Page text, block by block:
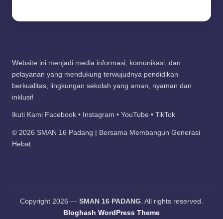
Website ini menjadi media informasi, komunikasi, dan
pelayanan yang mendukung terwujudnya pendidikan
berkualitas, lingkungan sekolah yang aman, nyaman dan
inklusif
Ikuti Kami Facebook • Instagram • YouTube • TikTok
© 2026 SMAN 16 Padang | Bersama Membangun Generasi
Hebat.
Copyright 2026 — SMAN 16 PADANG. All rights reserved.
Bloghash WordPress Theme